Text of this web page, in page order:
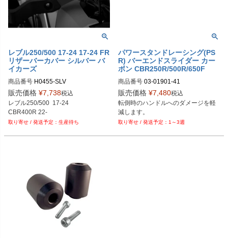
レブル250/500 17-24 17-24 FR
リザーバーカバー シルバー バ
イカーズ
商品番号 H0455-SLV
プロト品番：BK-H0455-SLV
販売価格 ¥7,738税込
レブル250/500  17-24
生産待ち
パワースタンドレーシング(PS
R) バーエンドスライダー カー
ボン CBR250R/500R/650F
商品番号 03-01901-41
DragSpecialities型番：0634-0339
販売価格 ¥7,480税込
転倒時のハンドルへのダメージを軽
1～3週